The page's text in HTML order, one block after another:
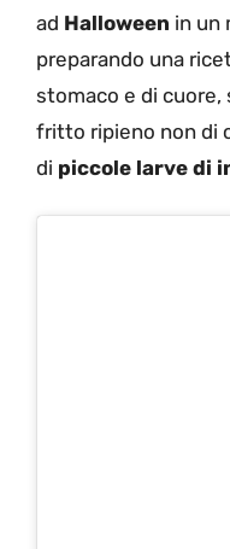
ad Halloween in un
preparando una
stomaco e di
fritto ripieno non di
di piccole larve di